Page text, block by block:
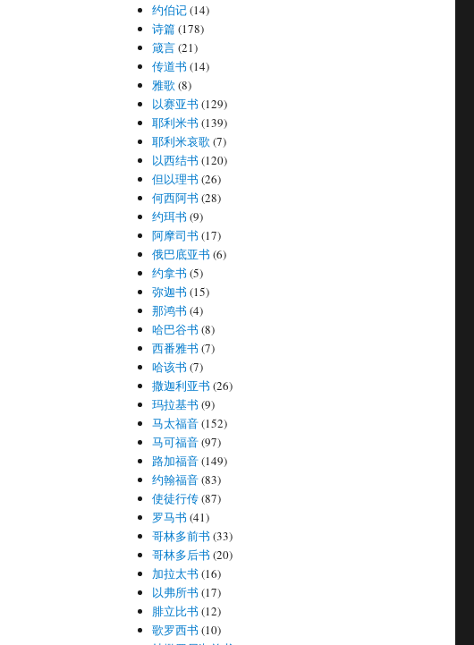
约伯记(14)
诗篇 (178)
箴言(21)
传道书 (14)
雅歌 (8)
以赛亚书 (129)
耶利米书 (139)
耶利米哀歌 (7)
以西结书 (120)
但以理书 (26)
何西阿书 (28)
约珥书 (9)
阿摩司书 (17)
俄巴底亚书 (6)
约拿书 (5)
弥迦书 (15)
那鸿书 (4)
哈巴谷书 (8)
西番雅书 (7)
哈该书 (7)
撒迦利亚书 (26)
玛拉基书 (9)
马太福音(152)
马可福音(97)
路加福音(149)
约翰福音(83)
使徒行传(87)
罗马书 (41)
哥林多前书 (33)
哥林多后书 (20)
加拉太书 (16)
以弗所书 (17)
腓立比书 (12)
歌罗西书 (10)